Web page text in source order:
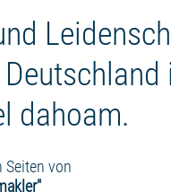
dahoam.
von